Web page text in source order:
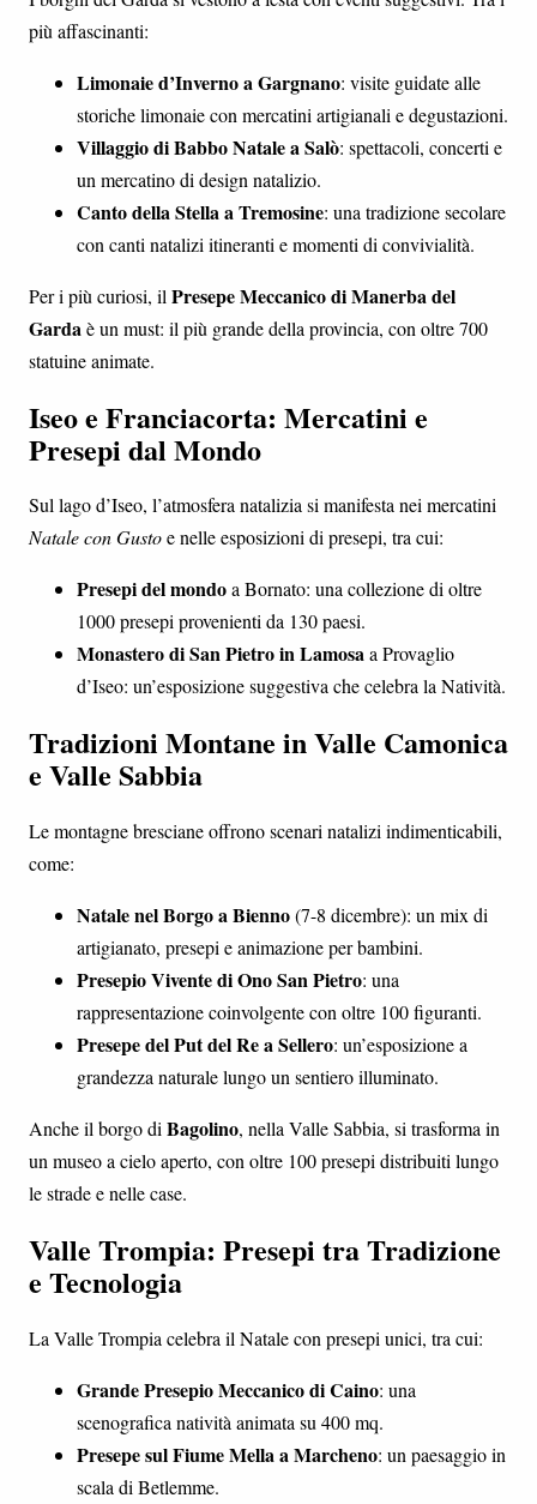
più affascinanti:
Limonaie d’Inverno a Gargnano: visite guidate alle
storiche limonaie con mercatini artigianali e degustazioni.
Villaggio di Babbo Natale a Salò: spettacoli, concerti e
un mercatino di design natalizio.
Canto della Stella a Tremosine: una tradizione secolare
con canti natalizi itineranti e momenti di convivialità.
Per i più curiosi, il Presepe Meccanico di Manerba del
Garda è un must: il più grande della provincia, con oltre 700
statuine animate.
Iseo e Franciacorta: Mercatini e
Presepi dal Mondo
Sul lago d’Iseo, l’atmosfera natalizia si manifesta nei mercatini
Natale con Gustoe nelle esposizioni di presepi, tra cui:
Presepi del mondoa Bornato: una collezione di oltre
1000 presepi provenienti da 130 paesi.
Monastero di San Pietro in Lamosaa Provaglio
d’Iseo: un’esposizione suggestiva che celebra la Natività.
Tradizioni Montane in Valle Camonica
e Valle Sabbia
Le montagne bresciane offrono scenari natalizi indimenticabili,
come:
Natale nel Borgo a Bienno(7-8 dicembre): un mix di
artigianato, presepi e animazione per bambini.
Presepio Vivente di Ono San Pietro: una
rappresentazione coinvolgente con oltre 100 figuranti.
Presepe del Put del Re a Sellero: un’esposizione a
grandezza naturale lungo un sentiero illuminato.
Anche il borgo diBagolino, nella Valle Sabbia, si trasforma in
un museo a cielo aperto, con oltre 100 presepi distribuiti lungo
le strade e nelle case.
Valle Trompia: Presepi tra Tradizione
e Tecnologia
La Valle Trompia celebra il Natale con presepi unici, tra cui:
Grande Presepio Meccanico di Caino: una
scenografica natività animata su 400 mq.
Presepe sul Fiume Mella a Marcheno: un paesaggio in
scala di Betlemme.